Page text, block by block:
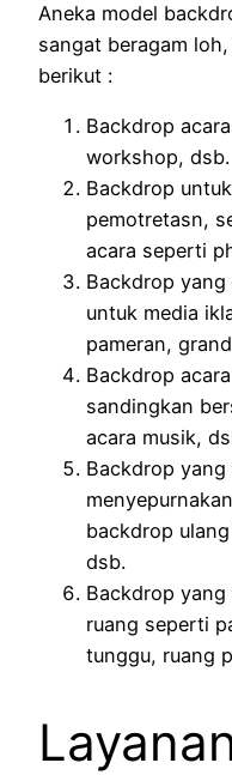
Aneka model
sangat beragam
berikut :
Backdrop
workshop, dsb.
Backdrop
pemotretasn,
acara seperti
Backdrop
untuk media
pameran,
Backdrop
sandingkan
acara musik,
Backdrop
backdrop
dsb.
Backdrop
ruang seperti
tunggu, ruang